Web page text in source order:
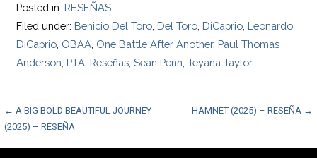
Posted in: RESEÑAS
Filed under: Benicio Del Toro Del Toro DiCaprio Leonardo
DiCaprio OBAA One Battle After Another, Paul Thomas
Anderson PTA Reseñas ,Sean Penn ,Teyana Taylor
Post
navigation
← A BIG BOLD BEAUTIFUL JOURNEY
(2025) – RESEÑA
HAMNET (2025) – RESEÑA →